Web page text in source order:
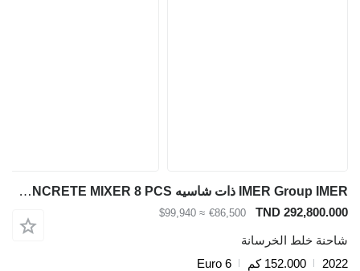
IMER Group IMER ذات شاسيه Mercedes-Benz 2022 AROCS 4142/AUTO-AC-E6-8X4- 12M³ CONCRETE MIXER 8 PCS
TND 292,800.000
€86,500
≈ $99,940
شاحنة خلط الخرسانة
2022
152.000 كم
Euro 6